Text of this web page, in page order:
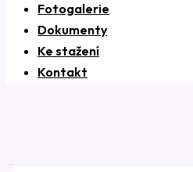
Fotogalerie
Dokumenty
Ke stažení
Kontakt